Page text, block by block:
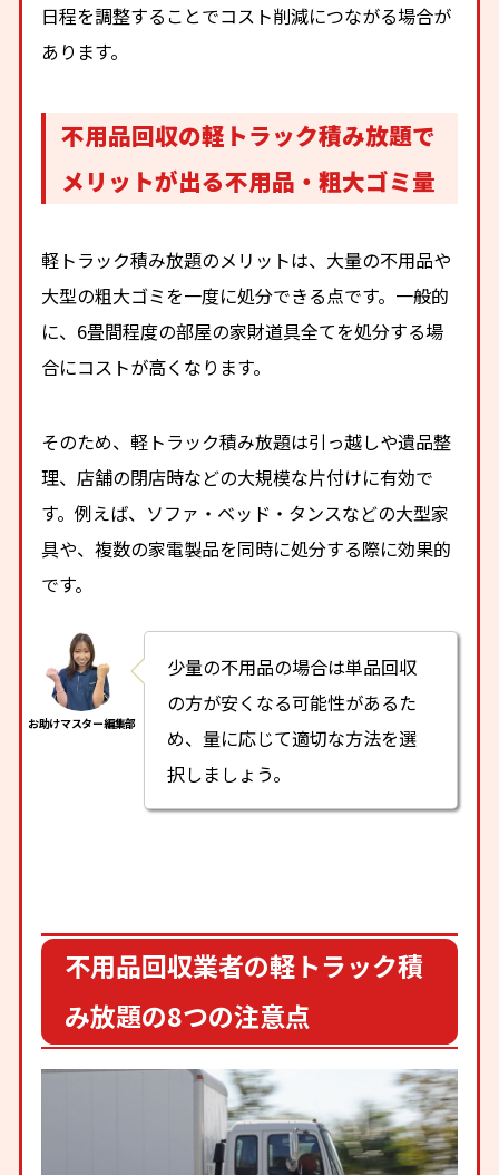
日程を調整することでコスト削減につながる場合が
あります。
不用品回収の軽トラック積み放題で
メリットが出る不用品・粗大ゴミ量
軽トラック積み放題のメリットは、大量の不用品や
大型の粗大ゴミを一度に処分できる点です。一般的
に、6畳間程度の部屋の家財道具全てを処分する場
合にコストが高くなります。
そのため、軽トラック積み放題は引っ越しや遺品整
理、店舗の閉店時などの大規模な片付けに有効で
す。例えば、ソファ・ベッド・タンスなどの大型家
具や、複数の家電製品を同時に処分する際に効果的
です。
少量の不用品の場合は単品回収
の方が安くなる可能性があるた
め、量に応じて適切な方法を選
択しましょう。
不用品回収業者の軽トラック積
み放題の8つの注意点